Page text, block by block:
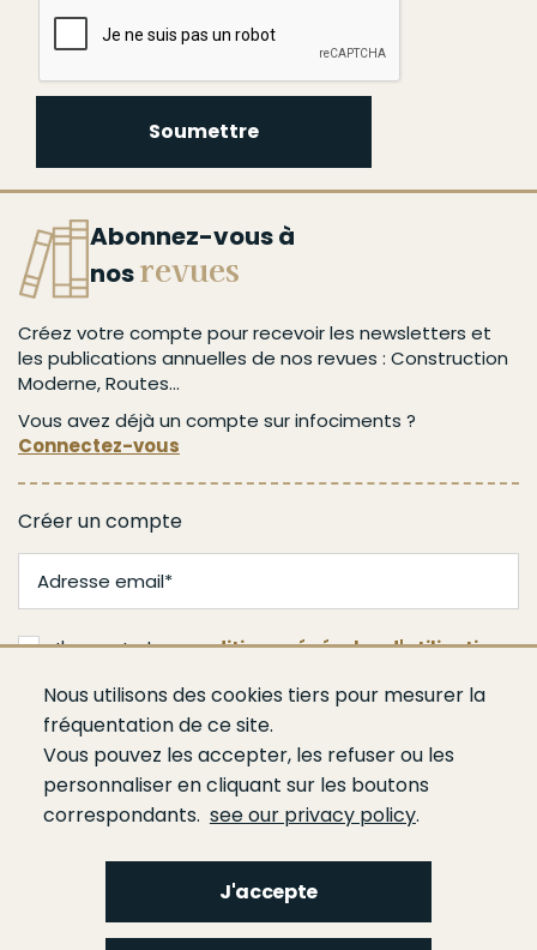
Nous utilisons des cookies tiers pour mesurer la
fréquentation de ce site.
Vous pouvez les accepter, les refuser ou les
personnaliser en cliquant sur les boutons
correspondants. see our privacy policy.
J'accepte
Soumettre
Abonnez-vous à
nosrevues
Créez votre compte pour recevoir les newsletters et
les publications annuelles de nos revues : Construction
Moderne, Routes...
Vous avez déjà un compte sur infociments ?
Connectez-vous
Créer un compte
J'accepte lesconditions générales d'utilisation
Je m'abonne
Qui sommes-nous ?Espace presseAgendaPublicationsBâtiment